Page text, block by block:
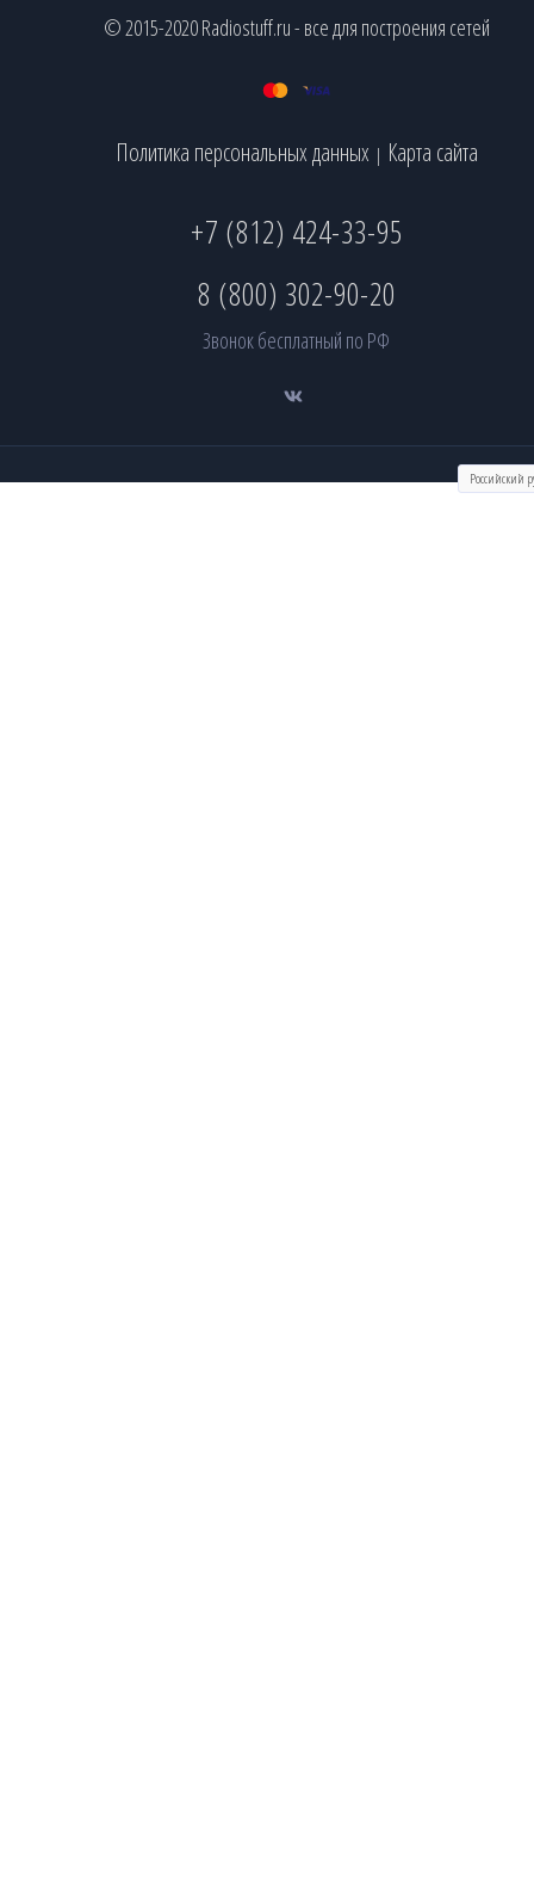
© 2015-2020 Radiostuff.ru - все для построения сетей
Политика персональных данных | Карта сайта
+7 (812) 424-33-95
8 (800) 302-90-20
Звонок бесплатный по РФ